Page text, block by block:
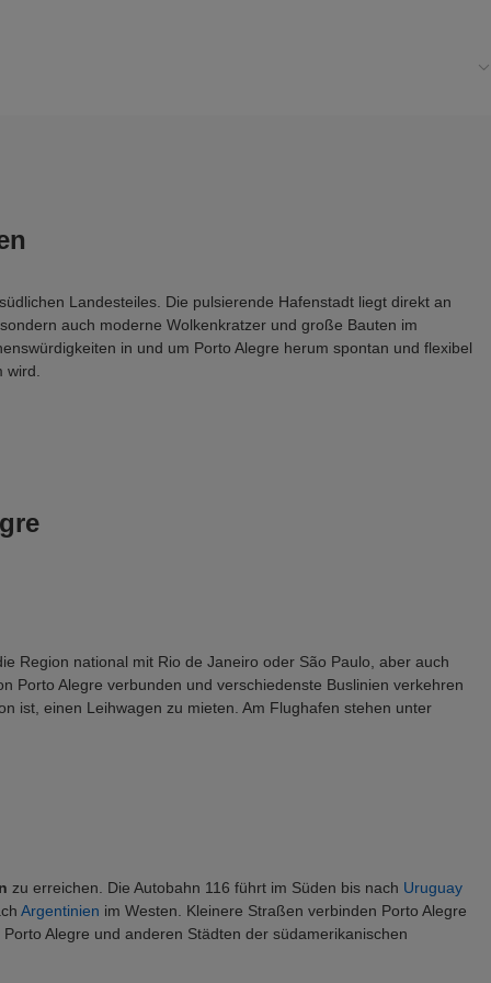
Landesteiles. Die pulsierende Hafenstadt liegt direkt an
auch moderne Wolkenkratzer und große Bauten im
in und um Porto Alegre herum spontan und flexibel
Region national mit Rio de Janeiro oder São Paulo, aber auch
Porto Alegre verbunden und verschiedenste Buslinien verkehren
ist, einen Leihwagen zu mieten. Am Flughafen stehen unter
zu erreichen. Die Autobahn 116 führt im Süden bis nach Uruguay
Argentinien im Westen. Kleinere Straßen verbinden Porto Alegre
Alegre und anderen Städten der südamerikanischen